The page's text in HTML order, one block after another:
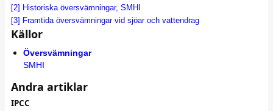
[2] Historiska översvämningar, SMHI
[3] Framtida översvämningar vid sjöar och vattendrag
Källor
Översvämningar
SMHI
Andra artiklar
IPCC